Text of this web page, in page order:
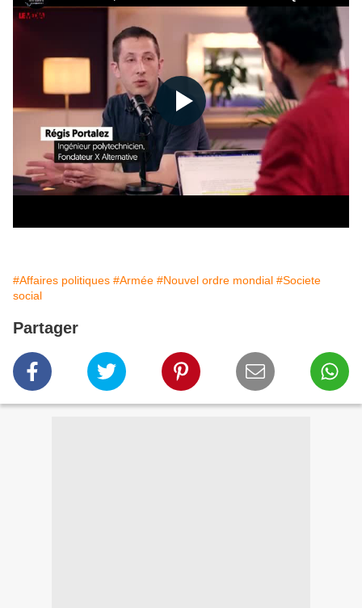
#Affaires politiques #Armée #Nouvel ordre mondial #Societe
social
Partager